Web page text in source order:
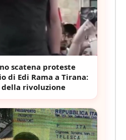
scatena proteste
di Edi Rama a Tirana:
rivoluzione